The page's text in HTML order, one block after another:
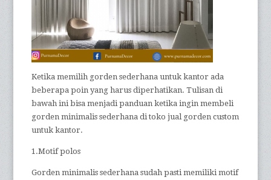
Ketika memilih gorden sederhana untuk kantor ada
beberapa poin yang harus diperhatikan. Tulisan di
bawah ini bisa menjadi panduan ketika ingin membeli
gorden minimalis sederhana di toko jual gorden custom
untuk kantor.
1.Motif polos
Gorden minimalis sederhana sudah pasti memiliki motif